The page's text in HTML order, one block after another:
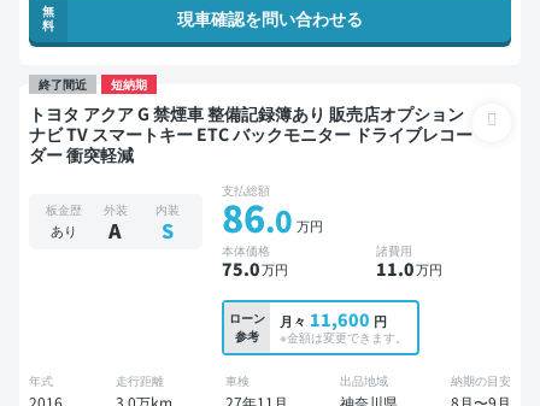
無
料
現車確認を問い合わせる
終了間近 短納期
トヨタ アクア G 禁煙車 整備記録簿あり 販売店オプション
ナビ TV スマートキー ETC バックモニター ドライブレコー
ダー 衝突軽減
板金歴
あり
外装
A
内装
S
支払総額
86.0 万円
本体価格
75.0万円
諸費用
11.0万円
ローン
参考
月々 11,600 円
※金額は変更できます。
年式
2016
走行距離
3.0万km
車検
27年11月
出品地域
神奈川県
納期の目安
8月〜9月